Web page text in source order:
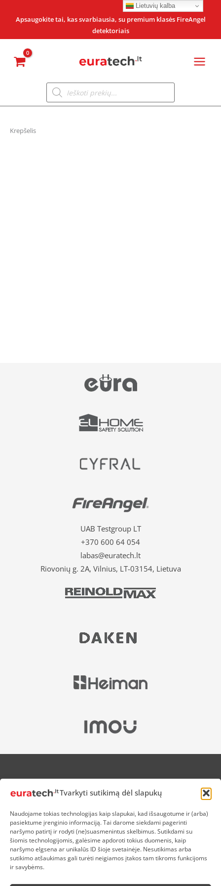
Tvarkyti sutikimą dėl slapukų
Naudojame tokias technologijas kaip slapukai, kad išsaugotume ir (arba)
pasiektume įrenginio informaciją. Tai darome siekdami pagerinti
naršymo patirtį ir rodyti (ne)suasmenintus skelbimus. Sutikdami su
šiomis technologijomis, galėsime apdoroti tokius duomenis, kaip
naršymo elgsena ar unikalūs ID šioje svetainėje. Nesutikimas arba
sutikimo atšaukimas gali turėti neigiamos įtakos tam tikroms funkcijoms
ir savybėms.
Apsaugokite tai, kas svarbiausia, su premium klasės FireAngel
detektoriais
Products
search
Krepšelis
UAB Testgroup LT
+370 600 64 054
labas@euratech.lt
Riovonių g. 2A, Vilnius, LT-03154, Lietuva
NUOLAIDOS HEROJAMS
PREKIŲ IR PINIGŲ GRĄŽINIMAS
ATSISKAITYMAS
D.U.K
KOKYBĖS POLITIKA
SLAPUKŲ POLITIKA
Lietuvių kalba